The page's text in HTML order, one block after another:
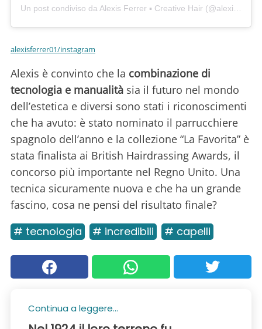
Un post condiviso da Alexis Ferrer ▪️ Creative Hair (@alexisferrer01)
alexisferrer01/instagram
Alexis è convinto che la combinazione di
tecnologia e manualità sia il futuro nel mondo
dell’estetica e diversi sono stati i riconoscimenti
che ha avuto: è stato nominato il parrucchiere
spagnolo dell’anno e la collezione “La Favorita” è
stata finalista ai British Hairdrassing Awards, il
concorso più importante nel Regno Unito. Una
tecnica sicuramente nuova e che ha un grande
fascino, cosa ne pensi del risultato finale?
# tecnologia # incredibili # capelli
Continua a leggere...